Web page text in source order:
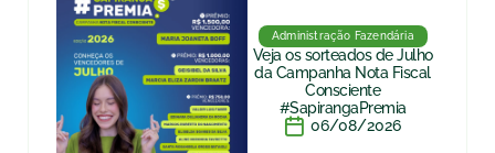
Administração Fazendária
Veja os sorteados de Julho
da Campanha Nota Fiscal
Consciente
#SapirangaPremia
06/08/2026